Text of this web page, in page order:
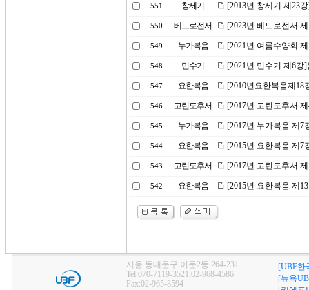
551 창세기 [2013년 창세기 제23
550 베드로전서 [2023년 베드로전서
549 누가복음 [2021년 여름수양회
548 민수기 [2021년 민수기 제6
547 요한복음 [2010년요한복음제18
546 고린도후서 [2017년 고린도후서
545 누가복음 [2017년 누가복음 제7
544 요한복음 [2015년 요한복음 제7
543 고린도후서 [2017년 고린도후서
542 요한복음 [2015년 요한복음 제
서울 동대문구 이문2동 264-231
Tel:070-7119-3521,02-968-4586
Fax:02-965-8594
[UBF한
[뉴욕